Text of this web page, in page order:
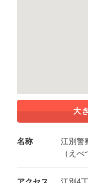
大
名称
江別警
（えべ